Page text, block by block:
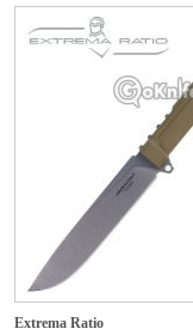
Extrema Ratio